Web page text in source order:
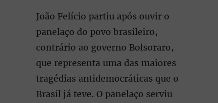
João Felício partiu após ouvir o
panelaço do povo brasileiro,
contrário ao governo Bolsoraro,
que representa uma das maiores
tragédias antidemocráticas que o
Brasil já teve. O panelaço serviu